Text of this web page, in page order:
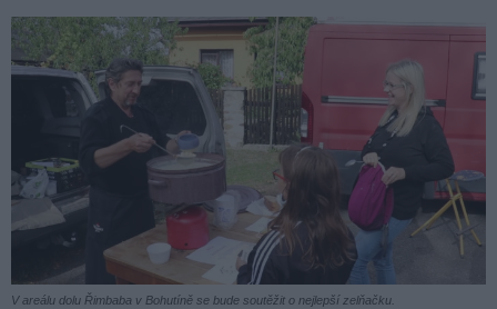
V areálu dolu Řimbaba v Bohutíně se bude soutěžit o nejlepší zelňačku.